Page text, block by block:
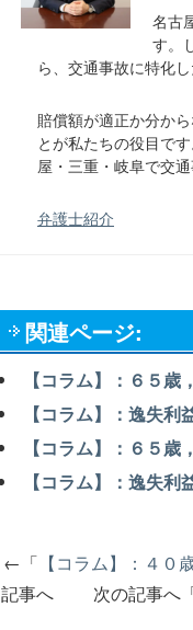
名古
す。
ら、交通事故に特化
賠償額が適正か分か
とが私たちの役目で
屋・三重・岐阜で交
弁護士紹介
関連ページ:
【コラム】：６５
【コラム】：逸失
【コラム】：６５
【コラム】：逸失
←「 【コラム】：４
記事へ 次の記事へ